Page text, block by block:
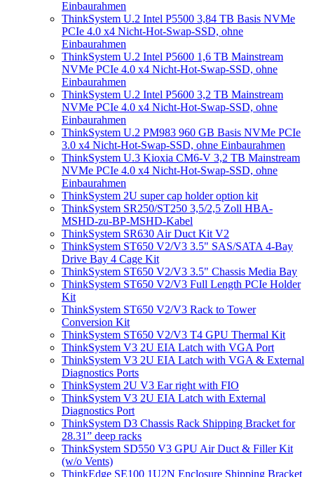
Einbaurahmen
ThinkSystem U.2 Intel P5500 3,84 TB Basis NVMe
PCIe 4.0 x4 Nicht-Hot-Swap-SSD, ohne
Einbaurahmen
ThinkSystem U.2 Intel P5600 1,6 TB Mainstream
NVMe PCIe 4.0 x4 Nicht-Hot-Swap-SSD, ohne
Einbaurahmen
ThinkSystem U.2 Intel P5600 3,2 TB Mainstream
NVMe PCIe 4.0 x4 Nicht-Hot-Swap-SSD, ohne
Einbaurahmen
ThinkSystem U.2 PM983 960 GB Basis NVMe PCIe
3.0 x4 Nicht-Hot-Swap-SSD, ohne Einbaurahmen
ThinkSystem U.3 Kioxia CM6-V 3,2 TB Mainstream
NVMe PCIe 4.0 x4 Nicht-Hot-Swap-SSD, ohne
Einbaurahmen
ThinkSystem 2U super cap holder option kit
ThinkSystem SR250/ST250 3,5/2,5 Zoll HBA-
MSHD-zu-BP-MSHD-Kabel
ThinkSystem SR630 Air Duct Kit V2
ThinkSystem ST650 V2/V3 3.5" SAS/SATA 4-Bay
Drive Bay 4 Cage Kit
ThinkSystem ST650 V2/V3 3.5" Chassis Media Bay
ThinkSystem ST650 V2/V3 Full Length PCIe Holder
Kit
ThinkSystem ST650 V2/V3 Rack to Tower
Conversion Kit
ThinkSystem ST650 V2/V3 T4 GPU Thermal Kit
ThinkSystem V3 2U EIA Latch with VGA Port
ThinkSystem V3 2U EIA Latch with VGA & External
Diagnostics Ports
ThinkSystem 2U V3 Ear right with FIO
ThinkSystem V3 2U EIA Latch with External
Diagnostics Port
ThinkSystem D3 Chassis Rack Shipping Bracket for
28.31” deep racks
ThinkSystem SD550 V3 GPU Air Duct & Filler Kit
(w/o Vents)
ThinkEdge SE100 1U2N Enclosure Shipping Bracket